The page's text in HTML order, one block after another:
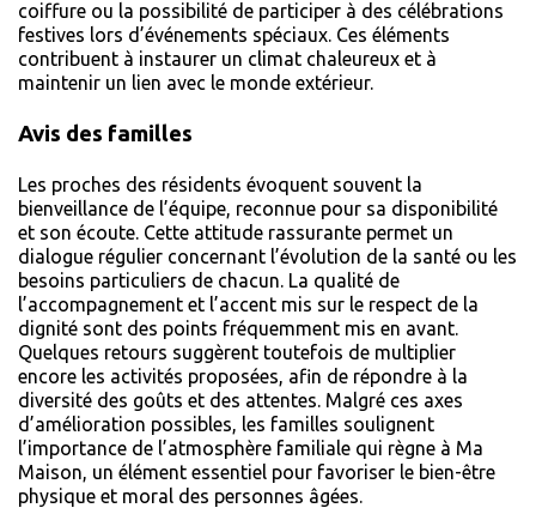
coiffure ou la possibilité de participer à des célébrations
festives lors d’événements spéciaux. Ces éléments
contribuent à instaurer un climat chaleureux et à
maintenir un lien avec le monde extérieur.
Avis des familles
Les proches des résidents évoquent souvent la
bienveillance de l’équipe, reconnue pour sa disponibilité
et son écoute. Cette attitude rassurante permet un
dialogue régulier concernant l’évolution de la santé ou les
besoins particuliers de chacun. La qualité de
l’accompagnement et l’accent mis sur le respect de la
dignité sont des points fréquemment mis en avant.
Quelques retours suggèrent toutefois de multiplier
encore les activités proposées, afin de répondre à la
diversité des goûts et des attentes. Malgré ces axes
d’amélioration possibles, les familles soulignent
l’importance de l’atmosphère familiale qui règne à Ma
Maison, un élément essentiel pour favoriser le bien-être
physique et moral des personnes âgées.